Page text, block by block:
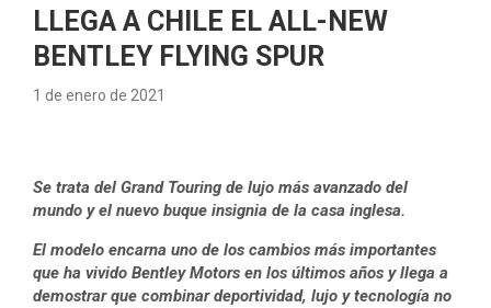
LLEGA A CHILE EL ALL-NEW
BENTLEY FLYING SPUR
1 de enero de 2021
Se trata del Grand Touring de lujo más avanzado del
mundo y el nuevo buque insignia de la casa inglesa.
El modelo encarna uno de los cambios más importantes
que ha vivido Bentley Motors en los últimos años y llega a
demostrar que combinar deportividad, lujo y tecnología no